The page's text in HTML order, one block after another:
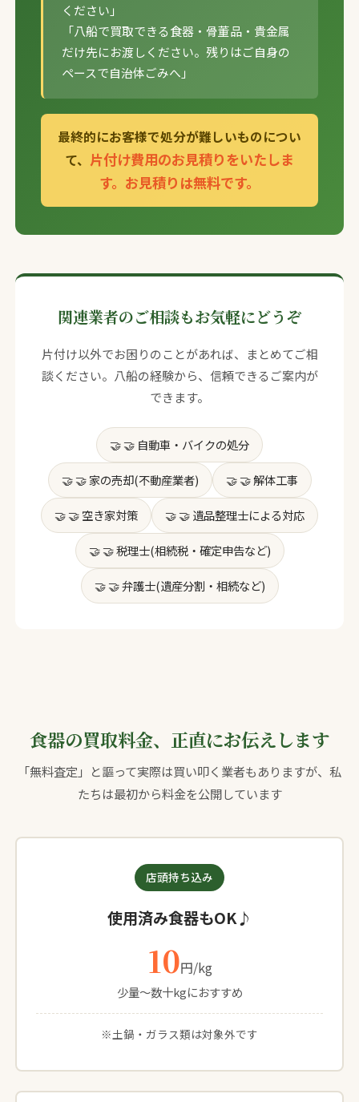
ください」
「八船で買取できる食器・骨董品・貴金属
だけ先にお渡しください。残りはご自身の
ペースで自治体ごみへ」
最終的にお客様で処分が難しいものについ
て、 片付け費用のお見積りをいたしま
す。お見積りは無料です。
関連業者のご相談もお気軽にどうぞ
片付け以外でお困りのことがあれば、まとめてご相
談ください。八船の経験から、信頼できるご案内が
できます。
🤝 自動車・バイクの処分
🤝 家の売却(不動産業者) 🤝 解体工事
🤝 空き家対策 🤝 遺品整理士による対応
🤝 税理士(相続税・確定申告など)
🤝 弁護士(遺産分割・相続など)
食器の買取料金、正直にお伝えします
「無料査定」と謳って実際は買い叩く業者もありますが、私
たちは最初から料金を公開しています
店頭持ち込み
使用済み食器もOK♪
10円/kg
少量〜数十kgにおすすめ
※土鍋・ガラス類は対象外です